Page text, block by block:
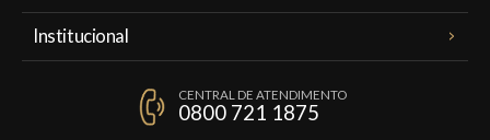
Institucional
Política de PrivacidadeCENTRAL DE ATENDIMENTO
0800 721 1875